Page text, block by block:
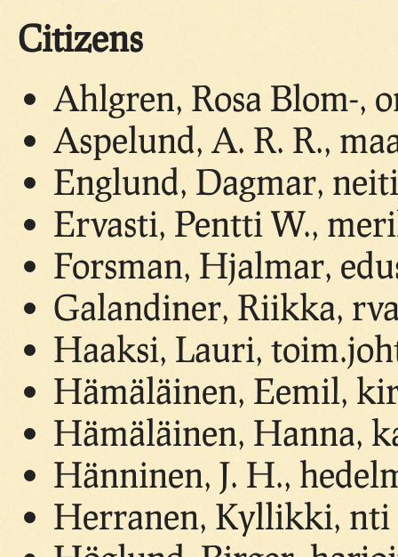
Citizens
Ahlgren, Rosa Blom-,
Aspelund, A. R. R.,
Englund, Dagmar, neiti
Ervasti, Pentti W.,
Forsman, Hjalmar,
Galandiner, Riikka,
Haaksi, Lauri,
Hämäläinen, Eemil,
Hämäläinen, Hanna,
Hänninen, J. H.,
Herranen, Kyllikki, nti